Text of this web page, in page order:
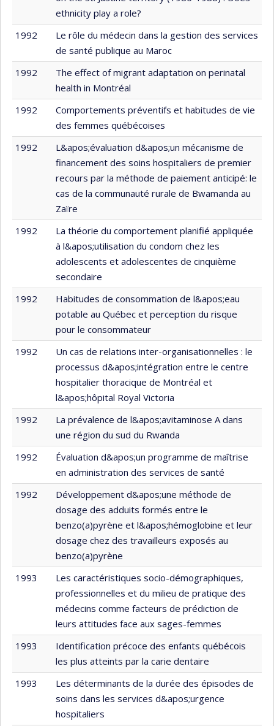
ethnicity play a role?
1992
Le rôle du médecin dans la gestion des services
de santé publique au Maroc
1992
The effect of migrant adaptation on perinatal
health in Montréal
1992
Comportements préventifs et habitudes de vie
des femmes québécoises
1992
L&apos;évaluation d&apos;un mécanisme de
financement des soins hospitaliers de premier
recours par la méthode de paiement anticipé: le
cas de la communauté rurale de Bwamanda au
Zaïre
1992
La théorie du comportement planifié appliquée
à l&apos;utilisation du condom chez les
adolescents et adolescentes de cinquième
secondaire
1992
Habitudes de consommation de l&apos;eau
potable au Québec et perception du risque
pour le consommateur
1992
Un cas de relations inter-organisationnelles : le
processus d&apos;intégration entre le centre
hospitalier thoracique de Montréal et
l&apos;hôpital Royal Victoria
1992
La prévalence de l&apos;avitaminose A dans
une région du sud du Rwanda
1992
Évaluation d&apos;un programme de maîtrise
en administration des services de santé
1992
Développement d&apos;une méthode de
dosage des adduits formés entre le
benzo(a)pyrène et l&apos;hémoglobine et leur
dosage chez des travailleurs exposés au
benzo(a)pyrène
1993
Les caractéristiques socio-démographiques,
professionnelles et du milieu de pratique des
médecins comme facteurs de prédiction de
leurs attitudes face aux sages-femmes
1993
Identification précoce des enfants québécois
les plus atteints par la carie dentaire
1993
Les déterminants de la durée des épisodes de
soins dans les services d&apos;urgence
hospitaliers